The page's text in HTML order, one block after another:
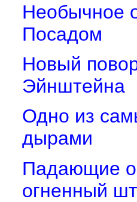
Необычное
Посадом
Новый
Эйнштейна
Одно из
дырами
Падающие
огненный